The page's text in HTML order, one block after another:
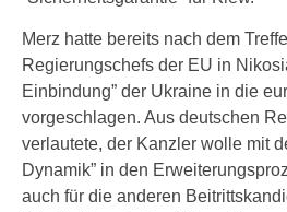
Merz hatte bereits nach dem
Regierungschefs der EU in
Einbindung” der Ukraine in die
vorgeschlagen. Aus deutschen
verlautete, der Kanzler wolle mit
Dynamik” in den
auch für die anderen